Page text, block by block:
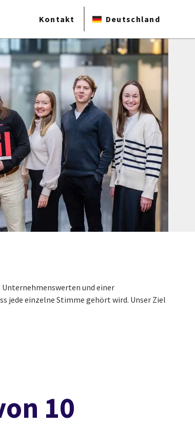
Kontakt Deutschland
und einer
jede einzelne Stimme gehört wird. Unser Ziel
10